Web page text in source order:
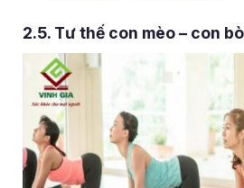
2.5. Tư thế con mèo – con bò